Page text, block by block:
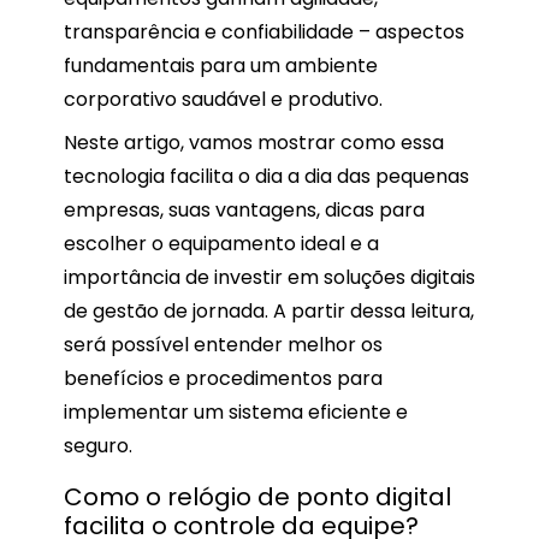
transparência e confiabilidade – aspectos
fundamentais para um ambiente
corporativo saudável e produtivo.
Neste artigo, vamos mostrar como essa
tecnologia facilita o dia a dia das pequenas
empresas, suas vantagens, dicas para
escolher o equipamento ideal e a
importância de investir em soluções digitais
de gestão de jornada. A partir dessa leitura,
será possível entender melhor os
benefícios e procedimentos para
implementar um sistema eficiente e
seguro.
Como o relógio de ponto digital
facilita o controle da equipe?